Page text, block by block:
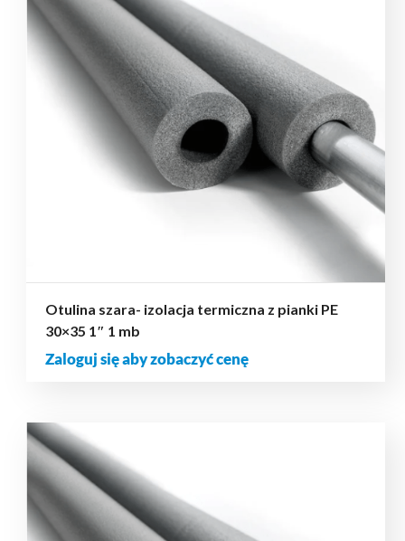
Otulina szara- izolacja termiczna z pianki PE
30×35 1″ 1 mb
Zaloguj się aby zobaczyć cenę